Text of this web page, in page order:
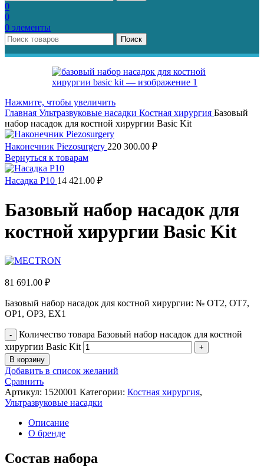
0
0
0 элементы
Поиск
Нажмите, чтобы увеличить
Главная Ультразвуковые насадки Костная хирургия Базовый
набор насадок для костной хирургии Basic Kit
Наконечник Piezosurgery 220 300.00 ₽
Вернуться к товарам
Насадка P10 14 421.00 ₽
Базовый набор насадок для
костной хирургии Basic Kit
81 691.00 ₽
Базовый набор насадок для костной хирургии: № OT2, OT7,
OP1, OP3, EX1
Количество товара Базовый набор насадок для костной
хирургии Basic Kit
В корзину
Добавить в список желаний
Сравнить
Артикул: 1520001 Категории: Костная хирургия,
Ультразвуковые насадки
Описание
О бренде
Состав набора